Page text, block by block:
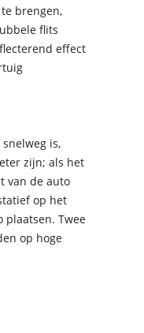
brengen,
flits
effect
is,
zijn; als het
van de auto
op het
plaatsen. Twee
op hoge